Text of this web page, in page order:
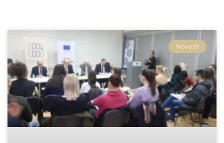
Novosti